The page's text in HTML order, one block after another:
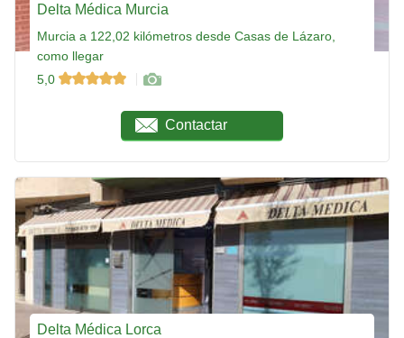
Delta Médica Murcia
Murcia a 122,02 kilómetros desde Casas de Lázaro,
como llegar
5,0
Contactar
Delta Médica Lorca